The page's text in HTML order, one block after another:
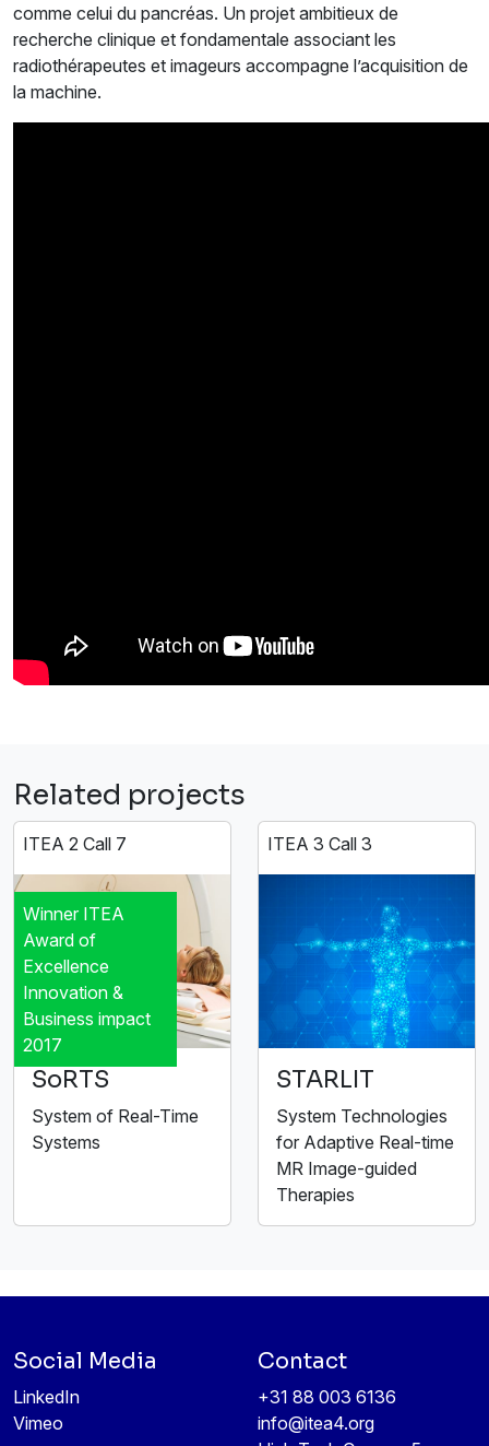
comme celui du pancréas. Un projet ambitieux de
recherche clinique et fondamentale associant les
radiothérapeutes et imageurs accompagne l’acquisition de
la machine.
Related projects
ITEA 2 Call 7
Winner ITEA
Award of
Excellence
Innovation &
Business impact
2017
SoRTS
System of Real-Time
Systems
ITEA 3 Call 3
STARLIT
System Technologies
for Adaptive Real-time
MR Image-guided
Therapies
Social Media
LinkedIn
Vimeo
Contact
+31 88 003 6136
info@itea4.org